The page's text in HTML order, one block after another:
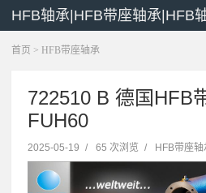
HFB轴承|HFB带座轴承|HFB
首页 > HFB带座轴承
722510 B 德国HFB
FUH60
2025-05-19 / 65 次浏览 / HFB带座轴